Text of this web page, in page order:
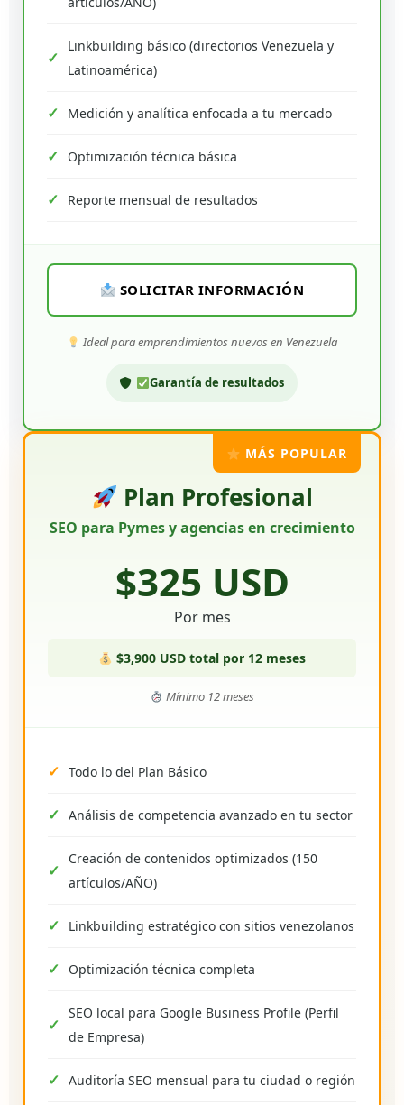
Linkbuilding básico (directorios Venezuela y
Latinoamérica)
Medición y analítica enfocada a tu mercado
Optimización técnica básica
Reporte mensual de resultados
SOLICITAR INFORMACIÓN
Ideal para emprendimientos nuevos en Venezuela
Garantía de resultados
MÁS POPULAR
Plan Profesional
SEO para Pymes y agencias en crecimiento
$325 USD
Por mes
$3,900 USD total por 12 meses
Mínimo 12 meses
Todo lo del Plan Básico
Análisis de competencia avanzado en tu sector
Creación de contenidos optimizados (150
artículos/AÑO)
Linkbuilding estratégico con sitios venezolanos
Optimización técnica completa
SEO local para Google Business Profile (Perfil
de Empresa)
Auditoría SEO mensual para tu ciudad o región